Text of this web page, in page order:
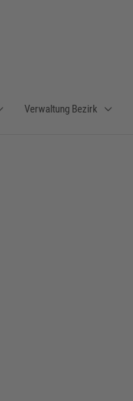
Verwaltung Bezirk